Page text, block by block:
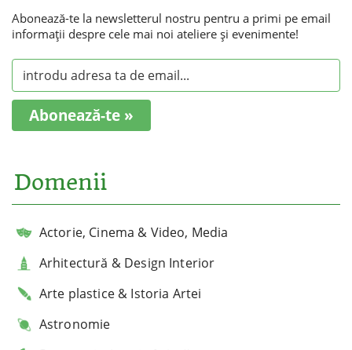
Abonează-te la newsletterul nostru pentru a primi pe email
informaţii despre cele mai noi ateliere şi evenimente!
Abonează-te »
Domenii
Actorie, Cinema & Video, Media
Arhitectură & Design Interior
Arte plastice & Istoria Artei
Astronomie